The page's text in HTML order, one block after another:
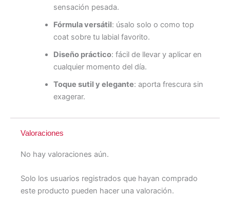
sensación pesada.
Fórmula versátil: úsalo solo o como top
coat sobre tu labial favorito.
Diseño práctico: fácil de llevar y aplicar en
cualquier momento del día.
Toque sutil y elegante: aporta frescura sin
exagerar.
Valoraciones
No hay valoraciones aún.
Solo los usuarios registrados que hayan comprado
este producto pueden hacer una valoración.